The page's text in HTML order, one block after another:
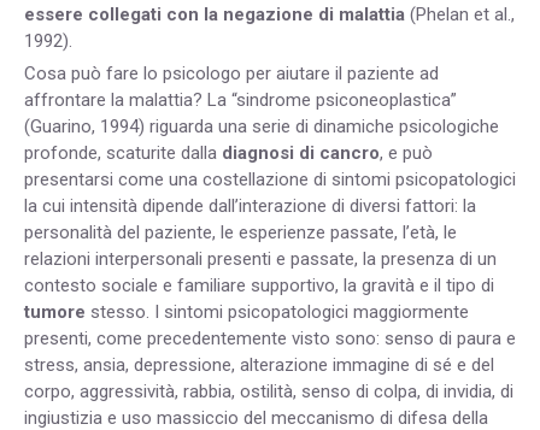
essere collegati con la negazione di malattia (Phelan et al.,
1992).
Cosa può fare lo psicologo per aiutare il paziente ad
affrontare la malattia? La “sindrome psiconeoplastica”
(Guarino, 1994) riguarda una serie di dinamiche psicologiche
profonde, scaturite dalla diagnosi di cancro, e può
presentarsi come una costellazione di sintomi psicopatologici
la cui intensità dipende dall’interazione di diversi fattori: la
personalità del paziente, le esperienze passate, l’età, le
relazioni interpersonali presenti e passate, la presenza di un
contesto sociale e familiare supportivo, la gravità e il tipo di
tumore stesso. I sintomi psicopatologici maggiormente
presenti, come precedentemente visto sono: senso di paura e
stress, ansia, depressione, alterazione immagine di sé e del
corpo, aggressività, rabbia, ostilità, senso di colpa, di invidia, di
ingiustizia e uso massiccio del meccanismo di difesa della